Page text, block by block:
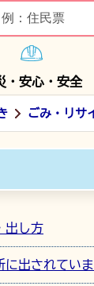
・安心・安全
ごみ・リサ
出し方
に出されてい